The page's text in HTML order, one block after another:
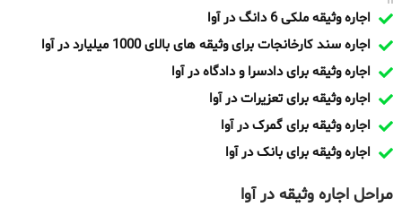
اجاره وثیقه ملکی 6 دانگ در آوا
اجاره سند کارخانجات برای وثیقه های بالای 1000 میلیارد در آوا
اجاره وثیقه برای دادسرا و دادگاه در آوا
اجاره وثیقه برای تعزیرات در آوا
اجاره وثیقه برای گمرک در آوا
اجاره وثیقه برای بانک در آوا
مراحل اجاره وثیقه در آوا